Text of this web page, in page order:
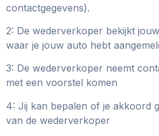
contactgegevens).
2: De wederverkoper bekijkt
waar je jouw auto hebt
3: De wederverkoper neemt
met een voorstel komen
4: Jij kan bepalen of je akkoord
van de wederverkoper